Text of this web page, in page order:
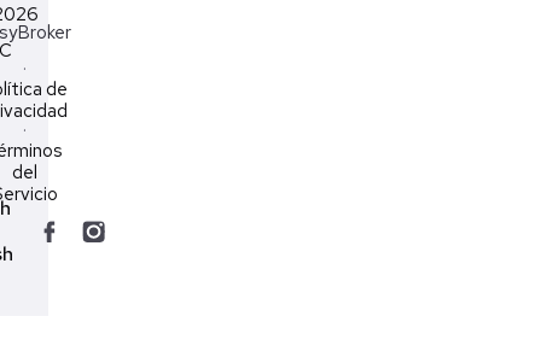
·
de
·
del